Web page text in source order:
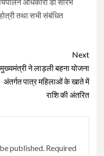
तथा सभी संबंधित
Next
मुख्यमंत्री ने लाड़ली बहना योजना
अंतर्गत पात्र महिलाओं के खाते में
राशि की अंतरित
published. Required